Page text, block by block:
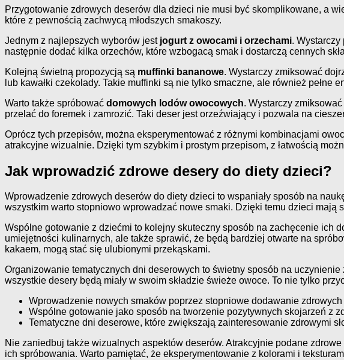
Przygotowanie zdrowych deserów dla dzieci nie musi być skomplikowane, a
które z pewnością zachwycą młodszych smakoszy.
Jednym z najlepszych wyborów jest jogurt z owocami i orzechami.
następnie dodać kilka orzechów, które wzbogacą smak i dostarczą cennych
Kolejną świetną propozycją są muffinki bananowe. Wystarczy zmiksować
lub kawałki czekolady. Takie muffinki są nie tylko smaczne, ale również
Warto także spróbować domowych lodów owocowych. Wystarczy
przelać do foremek i zamrozić. Taki deser jest orzeźwiający i pozwala na
Oprócz tych przepisów, można eksperymentować z różnymi kombinacjami
atrakcyjne wizualnie. Dzięki tym szybkim i prostym przepisom, z łatwością
Jak wprowadzić zdrowe desery do diety dzieci?
Wprowadzenie zdrowych deserów do diety dzieci to wspaniały sposób na
wszystkim warto stopniowo wprowadzać nowe smaki. Dzięki temu dzieci mają
Wspólne gotowanie z dziećmi to kolejny skuteczny sposób na zachęcenie ich
umiejętności kulinarnych, ale także sprawić, że będą bardziej otwarte na
kakaem, mogą stać się ulubionymi przekąskami.
Organizowanie tematycznych dni deserowych to świetny sposób na
wszystkie desery będą miały w swoim składzie świeże owoce. To nie tylko
Wprowadzenie nowych smaków poprzez stopniowe dodawanie
Wspólne gotowanie jako sposób na tworzenie pozytywnych skojarzeń z
Tematyczne dni deserowe, które zwiększają zainteresowanie zdrowymi
Nie zaniedbuj także wizualnych aspektów deserów. Atrakcyjnie podane
ich spróbowania. Warto pamiętać, że eksperymentowanie z kolorami i